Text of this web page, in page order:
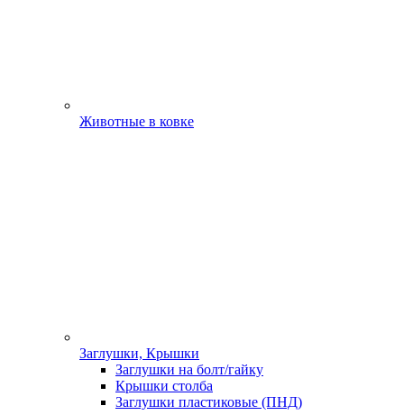
Животные в ковке
Заглушки, Крышки
Заглушки на болт/гайку
Крышки столба
Заглушки пластиковые (ПНД)